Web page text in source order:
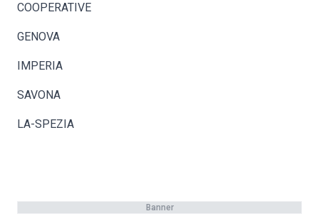
COOPERATIVE
GENOVA
IMPERIA
SAVONA
LA-SPEZIA
Banner